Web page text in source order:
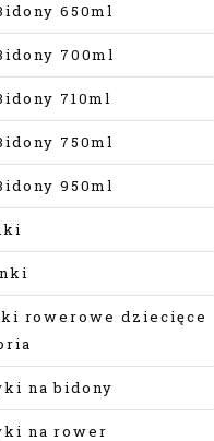
650ml
700ml
710ml
750ml
950ml
rowerowe dziecięce
na bidony
na rower